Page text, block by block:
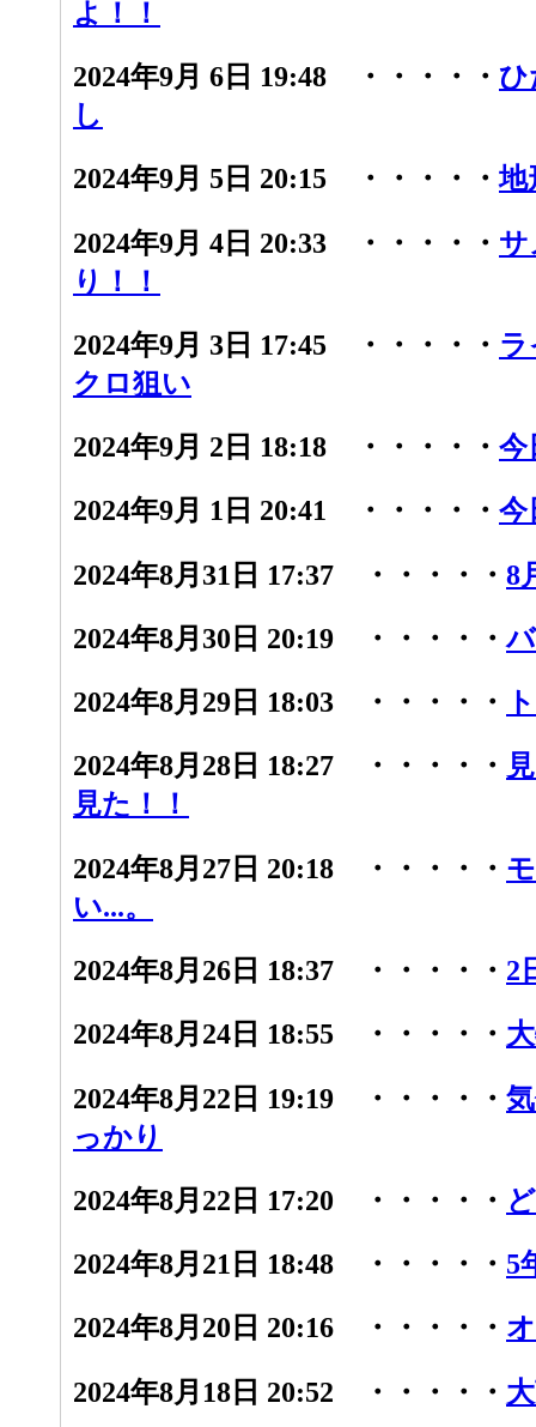
よ！！
2024年9月 6日 19:48 ・・・・・ ひ
し
2024年9月 5日 20:15 ・・・・・地
2024年9月 4日 20:33 ・・・・・ サ
り！！
2024年9月 3日 17:45 ・・・・・
クロ狙い
2024年9月 2日 18:18 ・・・・・ 今
2024年9月 1日 20:41 ・・・・・ 今
2024年8月31日 17:37 ・・・・・ 8
2024年8月30日 20:19 ・・・・・
2024年8月29日 18:03 ・・・・・
2024年8月28日 18:27 ・・・・・
見た！！
2024年8月27日 20:18 ・・・・・
い...。
2024年8月26日 18:37 ・・・・・ 2
2024年8月24日 18:55 ・・・・・
2024年8月22日 19:19 ・・・・・
っかり
2024年8月22日 17:20 ・・・・・
2024年8月21日 18:48 ・・・・・ 5
2024年8月20日 20:16 ・・・・・
2024年8月18日 20:52 ・・・・・